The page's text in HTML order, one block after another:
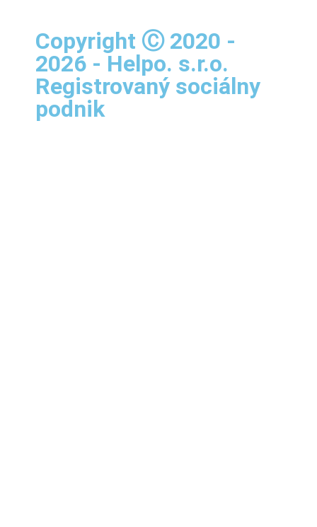
Copyright Ⓒ 2020 -
2026 - Helpo. s.r.o.
Registrovaný sociálny
podnik